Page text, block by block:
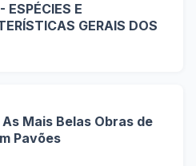
ESPÉCIES E
GERAIS DOS
Mais Belas Obras de
Pavões